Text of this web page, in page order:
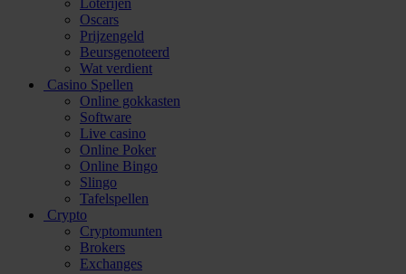
Loterijen
Oscars
Prijzengeld
Beursgenoteerd
Wat verdient
Casino Spellen
Online gokkasten
Software
Live casino
Online Poker
Online Bingo
Slingo
Tafelspellen
Crypto
Cryptomunten
Brokers
Exchanges